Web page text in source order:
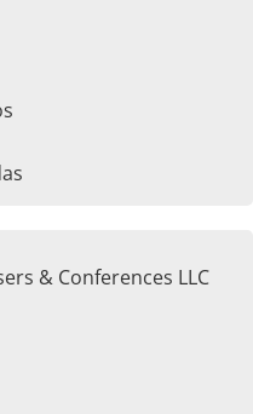
& Conferences LLC